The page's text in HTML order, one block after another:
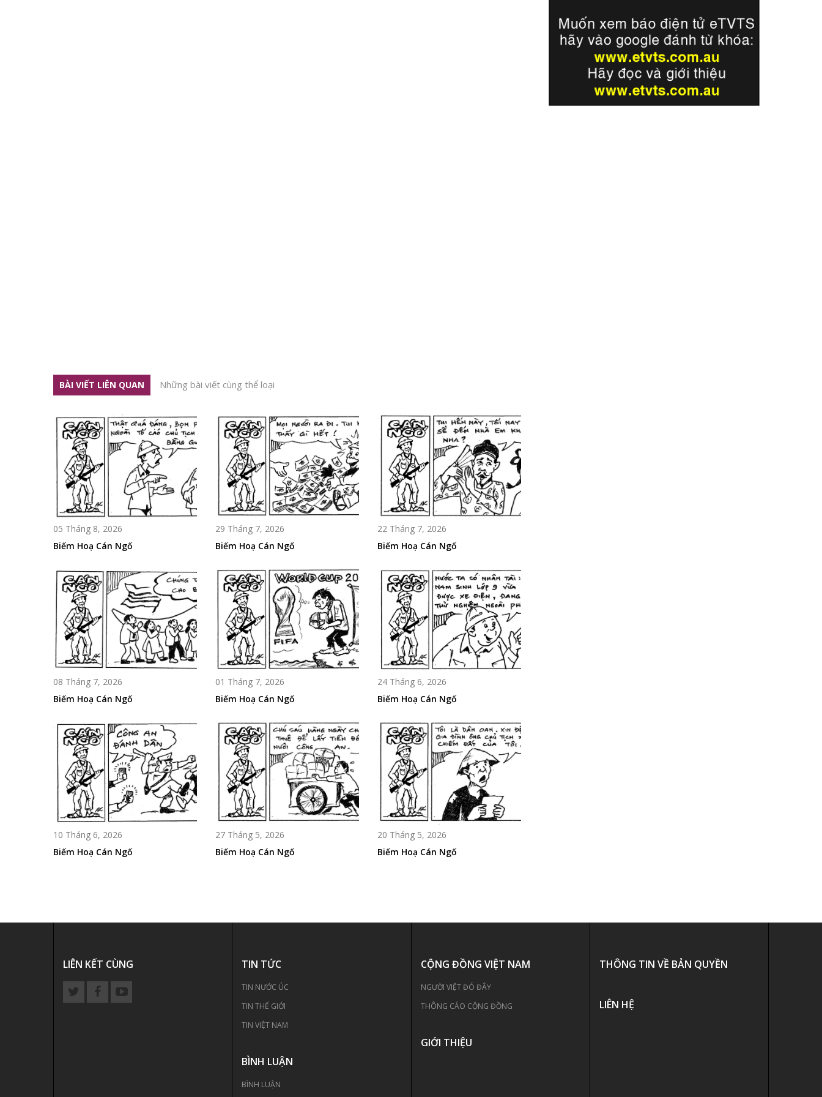
BÀI VIẾT LIÊN QUAN Những bài viết cùng thể loại
05 Tháng 8, 2026
Biếm Hoạ Cán Ngố
29 Tháng 7, 2026
Biếm Hoạ Cán Ngố
22 Tháng 7, 2026
Biếm Hoạ Cán Ngố
08 Tháng 7, 2026
Biếm Hoạ Cán Ngố
01 Tháng 7, 2026
Biếm Hoạ Cán Ngố
24 Tháng 6, 2026
Biếm Hoạ Cán Ngố
10 Tháng 6, 2026
Biếm Hoạ Cán Ngố
27 Tháng 5, 2026
Biếm Hoạ Cán Ngố
20 Tháng 5, 2026
Biếm Hoạ Cán Ngố
LIÊN KẾT CÙNG TIN TỨC
TIN NƯỚC ÚC
TIN THẾ GIỚI
TIN VIỆT NAM
BÌNH LUẬN
BÌNH LUẬN
CỘNG ĐỒNG VIỆT NAM
NGƯỜI VIỆT ĐÓ ĐÂY
THÔNG CÁO CỘNG ĐỒNG
GIỚI THIỆU
THÔNG TIN VỀ BẢN QUYỀN
LIÊN HỆ